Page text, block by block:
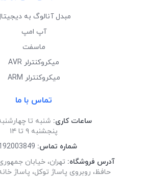
مبدل آنالوگ به
آپ امپ
ماسفت
میکروکنترلر AVR
میکروکنترلر ARM
تماس با ما
ساعات کاری: شنبه تا چهارشنبه ۹ تا
پنجشنبه ۹ تا ۱۴
شماره تماس:
آدرس فروشگاه: تهران، خیابان
حافظ، روبروی پاساژ توکل، پاساژ